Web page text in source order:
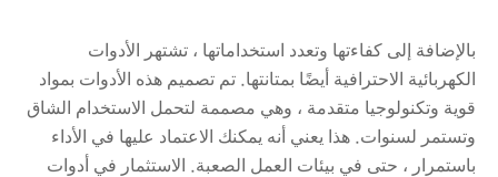
بالإضافة إلى كفاءتها وتعدد استخداماتها ، تشتهر الأدوات
الكهربائية الاحترافية أيضًا بمتانتها. تم تصميم هذه الأدوات بمواد
قوية وتكنولوجيا متقدمة ، وهي مصممة لتحمل الاستخدام الشاق
وتستمر لسنوات. هذا يعني أنه يمكنك الاعتماد عليها في الأداء
باستمرار ، حتى في بيئات العمل الصعبة. الاستثمار في أدوات